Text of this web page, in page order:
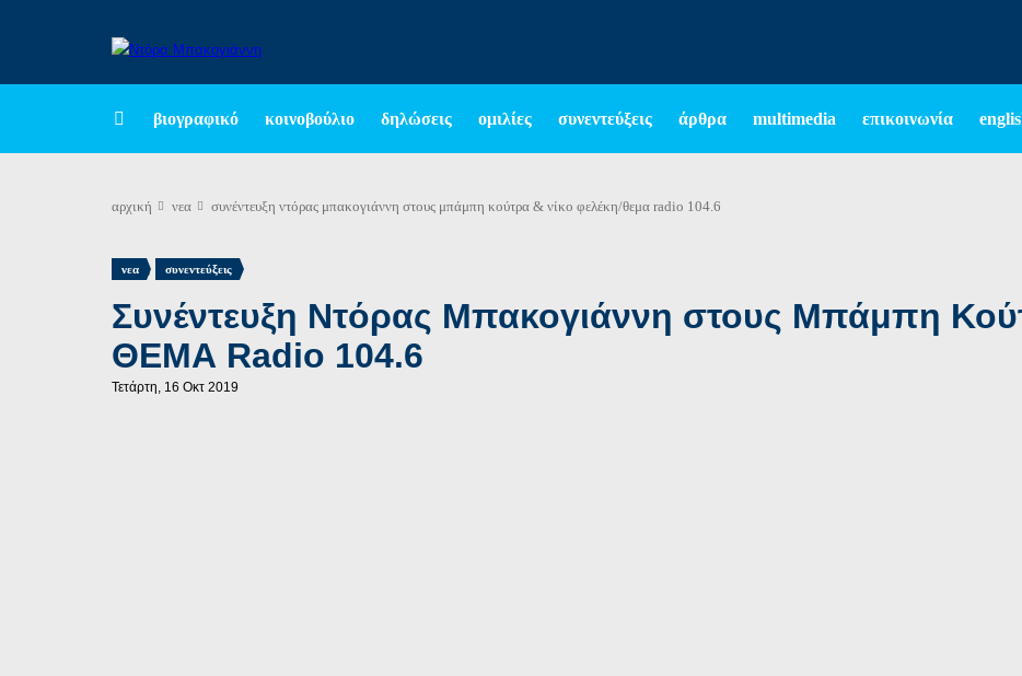
βιογραφικό κοινοβούλιο δηλώσεις ομιλίες συνεντεύξεις άρθρα multimedia επικοινωνία
αρχική νεα συνέντευξη ντόρας μπακογιάννη στους μπάμπη κούτρα & νίκο φελέκη/θεμα radio 104.6
νεα , συνεντεύξεις
Συνέντευξη Ντόρας Μπακογιάννη στους Μπάμπη
ΘΕΜΑ Radio 104.6
Τετάρτη, 16 Οκτ 2019